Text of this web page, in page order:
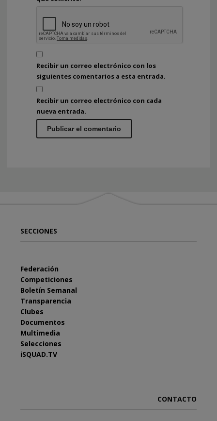
Recibir un correo electrónico con los
siguientes comentarios a esta entrada.
Recibir un correo electrónico con cada
nueva entrada.
SECCIONES
Federación
Competiciones
Boletín Semanal
Transparencia
Clubes
Documentos
Multimedia
Selecciones
iSQUAD.TV
CONTACTO